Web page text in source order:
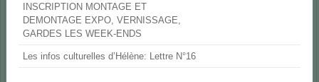
INSCRIPTION MONTAGE ET
DEMONTAGE EXPO, VERNISSAGE,
GARDES LES WEEK-ENDS
Les infos culturelles d’Hélène: Lettre N°16